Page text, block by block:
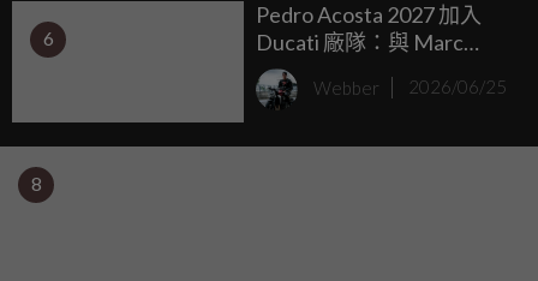
6
Pedro Acosta 2027 加入
Ducati 廠隊：與 Marc
Marquez 共迎 850cc 新世
代
Webber 2026/06/25
8